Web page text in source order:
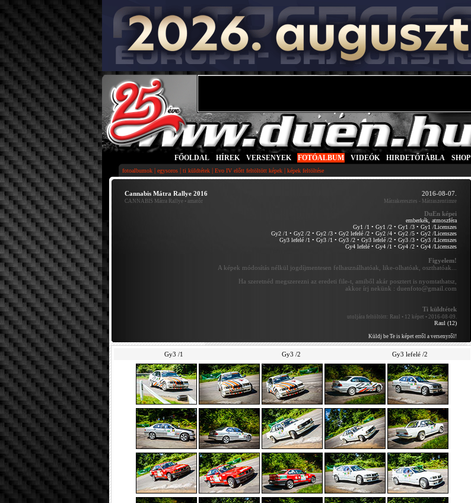
FŐOLDAL HÍREK VERSENYEK FOTÓALBUM VIDEÓK HIRDETŐTÁBLA SHOP
fotoalbumok | egysoros | ti küldtétek | Evo IV előtt feltöltött képek | képek feltöltése
Cannabis Mátra Rallye 2016
CANNABIS Mátra Rallye• amatőr
2016-08-07.
Mátrakeresztes - Mátraszentimre
DuEn képei
emberkék, atmoszféra
Gy1 /1 • Gy1 /2• Gy1 /3• Gy1 /Licenszes
Gy2 /1 • Gy2 /2• Gy2 /3• Gy2 lefelé /2• Gy2 /4• Gy2 /5• Gy2 /Licenszes
Gy3 lefelé /1 • Gy3 /1 • Gy3 /2• Gy3 lefelé /2• Gy3 /3• Gy3 /Licenszes
Gy4 lefelé• Gy4 /1 • Gy4 /2• Gy4 /Licenszes
Figyelem!
A képek módosítás nélkül jogdíjmentesen felhasználhatóak, like-olhatóak, oszthatóak...
Ha szeretnéd megszerezni az eredeti file-t, amiből akár posztert is nyomtathatsz,
akkor írj nekünk : duenfoto@gmail.com
Ti küldtétek
utoljára feltöltött: Raul • 12 képet • 2016-08-09.
Raul (12)
Küldj be Te is képet erről a versenyről!
Gy3 /1 Gy3 /2 Gy3 lefelé /2